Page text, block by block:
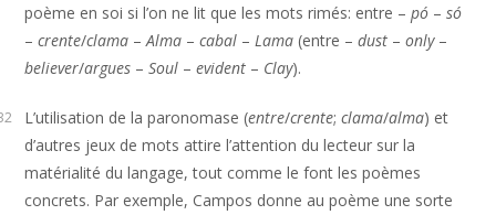
poème en soi si l’on ne lit que les mots rimés: entre –pó –só
–crente/clama –Alma –cabal – Lama (entre –dust –only–
believer/argues –Soul –evident – Clay).
L’utilisation de la paronomase (entre/crente;clama/alma) et
d’autres jeux de mots attire l’attention du lecteur sur la
matérialité du langage, tout comme le font les poèmes
concrets. Par exemple, Campos donne au poème une sorte